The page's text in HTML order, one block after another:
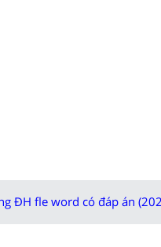
ĐH fle word có đáp án